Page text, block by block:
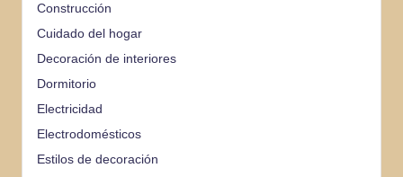
Construcción
Cuidado del hogar
Decoración de interiores
Dormitorio
Electricidad
Electrodomésticos
Estilos de decoración